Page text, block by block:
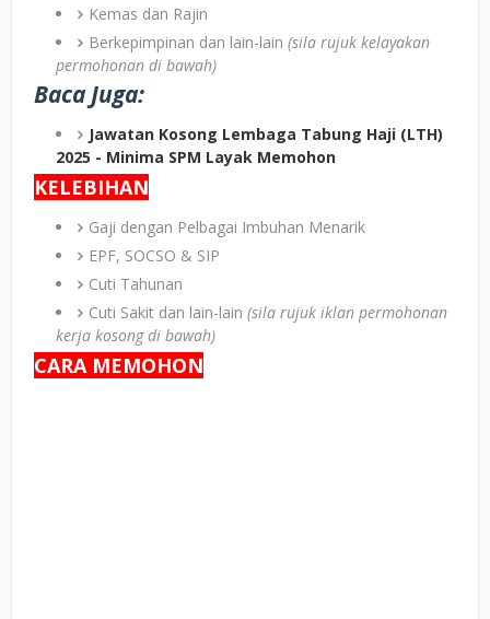
Kemas dan Rajin
Berkepimpinan dan lain-lain (sila rujuk kelayakan
permohonan di bawah)
Baca Juga:
Jawatan Kosong Lembaga Tabung Haji (LTH)
2025 - Minima SPM Layak Memohon
KELEBIHAN
Gaji dengan Pelbagai Imbuhan Menarik
EPF, SOCSO & SIP
Cuti Tahunan
Cuti Sakit dan lain-lain (sila rujuk iklan permohonan
kerja kosong di bawah)
CARA MEMOHON